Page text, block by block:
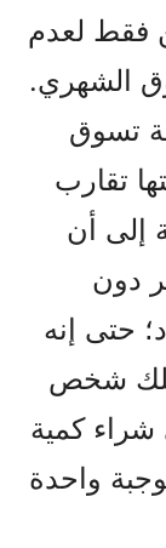
فقط لعدم
الشهري.
تسوق
تقارب
إلى أن
دون
حتى إنه
قد يمتلك شخص
شراء كمية
واحدة